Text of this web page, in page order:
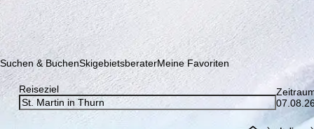
Suchen & BuchenSkigebietsberaterMeine Favoriten
Reiseziel